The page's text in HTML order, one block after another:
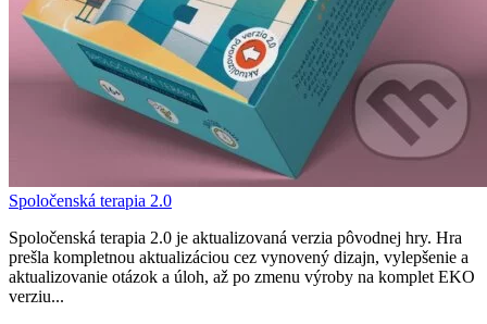
Spoločenská terapia 2.0
Spoločenská terapia 2.0 je aktualizovaná verzia pôvodnej hry. Hra
prešla kompletnou aktualizáciou cez vynovený dizajn, vylepšenie a
aktualizovanie otázok a úloh, až po zmenu výroby na komplet EKO
verziu...